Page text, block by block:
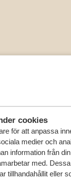
cookies
för att anpassa
medier och
information från
med.
tillhandahållit eller